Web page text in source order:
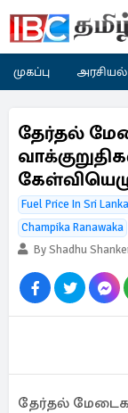
முகப்பு அரசியல்
தேர்தல்
Fuel Price In Sri Lanka
Champika Ranawaka
By Shadhu
தேர்தல்